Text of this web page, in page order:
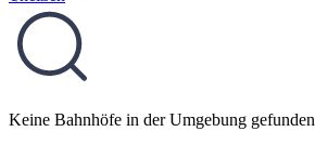
Keine Bahnhöfe in der Umgebung gefunden